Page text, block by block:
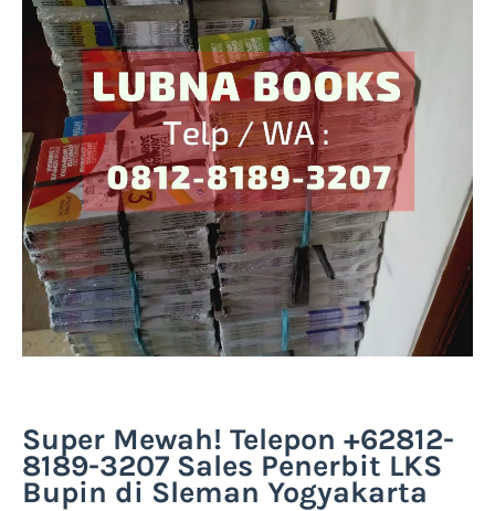
Super Mewah! Telepon +62812-
8189-3207 Sales Penerbit LKS
Bupin di Sleman Yogyakarta